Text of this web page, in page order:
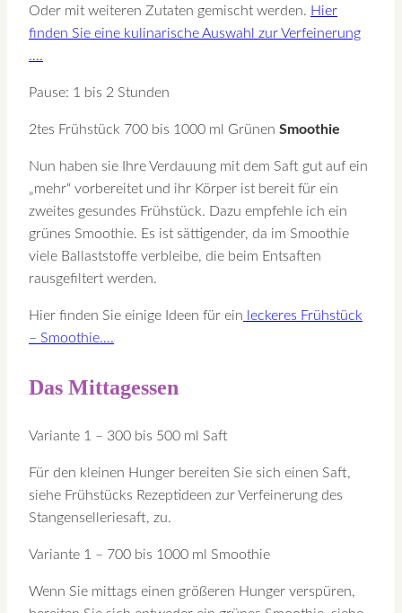
Oder mit weiteren Zutaten gemischt werden. Hier
finden Sie eine kulinarische Auswahl zur Verfeinerung
….
Pause: 1 bis 2 Stunden
2tes Frühstück 700 bis 1000 ml Grünen Smoothie
Nun haben sie Ihre Verdauung mit dem Saft gut auf ein
„mehr“ vorbereitet und ihr Körper ist bereit für ein
zweites gesundes Frühstück. Dazu empfehle ich ein
grünes Smoothie. Es ist sättigender, da im Smoothie
viele Ballaststoffe verbleibe, die beim Entsaften
rausgefiltert werden.
Hier finden Sie einige Ideen für ein leckeres Frühstück
– Smoothie….
Das Mittagessen
Variante 1 – 300 bis 500 ml Saft
Für den kleinen Hunger bereiten Sie sich einen Saft,
siehe Frühstücks Rezeptideen zur Verfeinerung des
Stangenselleriesaft, zu.
Variante 1 – 700 bis 1000 ml Smoothie
Wenn Sie mittags einen größeren Hunger verspüren,